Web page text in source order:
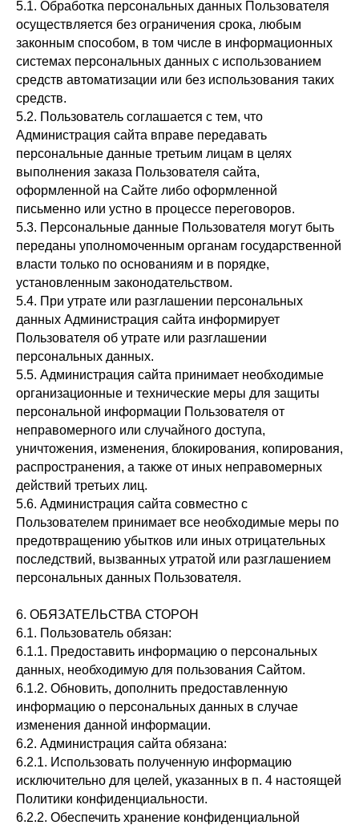
5.1. Обработка персональных данных Пользователя
осуществляется без ограничения срока, любым
законным способом, в том числе в информационных
системах персональных данных с использованием
средств автоматизации или без использования таких
средств.
5.2. Пользователь соглашается с тем, что
Администрация сайта вправе передавать
персональные данные третьим лицам в целях
выполнения заказа Пользователя сайта,
оформленной на Сайте либо оформленной
письменно или устно в процессе переговоров.
5.3. Персональные данные Пользователя могут быть
переданы уполномоченным органам государственной
власти только по основаниям и в порядке,
установленным законодательством.
5.4. При утрате или разглашении персональных
данных Администрация сайта информирует
Пользователя об утрате или разглашении
персональных данных.
5.5. Администрация сайта принимает необходимые
организационные и технические меры для защиты
персональной информации Пользователя от
неправомерного или случайного доступа,
уничтожения, изменения, блокирования, копирования,
распространения, а также от иных неправомерных
действий третьих лиц.
5.6. Администрация сайта совместно с
Пользователем принимает все необходимые меры по
предотвращению убытков или иных отрицательных
последствий, вызванных утратой или разглашением
персональных данных Пользователя.
6. ОБЯЗАТЕЛЬСТВА СТОРОН
6.1. Пользователь обязан:
6.1.1. Предоставить информацию о персональных
данных, необходимую для пользования Сайтом.
6.1.2. Обновить, дополнить предоставленную
информацию о персональных данных в случае
изменения данной информации.
6.2. Администрация сайта обязана:
6.2.1. Использовать полученную информацию
исключительно для целей, указанных в п. 4 настоящей
Политики конфиденциальности.
6.2.2. Обеспечить хранение конфиденциальной